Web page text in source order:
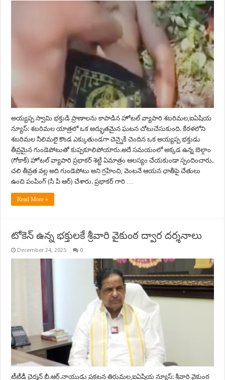
అయ్యప్ప స్వామి భక్తుడి ప్రాణాలను కాపాడిన హోటల్ వ్యాపారి శబరిమల,ఐఏషియ
న్యూస్: శబరిమల యాత్రలో ఒక అద్భుతమైన ఘటన చోటుచేసుకుంది. కేరళలోని
శబరిమల నీలిమలై కొండ ఎక్కుతుండగా చెన్నైకి చెందిన ఒక అయ్యప్ప భక్తుడు
తీవ్రమైన గుండెపోటుతో కుప్పకూలిపోయారు.అదే సమయంలో అక్కడ ఉన్న బెల్గాం
(గోకాక్) హోటల్ వ్యాపారి ప్రభాకర్ శెట్టి ఏమాత్రం ఆలస్యం చేయకుండా స్పందించారు.
చలి తీవ్రత వల్ల అది గుండెపోటు అని గ్రహించి, వెంటనే ఆయన ఛాతీపై చేతులు
ఉంచి పంపింగ్ (సి పి ఆర్) చేశారు. ప్రభాకర్ గారి …
Read More »
టోకెన్ ఉన్న భక్తులకే శ్రీవారి వైకుంఠ ద్వార దర్శనాలు
December 24, 2025 0
టీటీడీ చైర్మన్ బీ.ఆర్.నాయుడు ప్రకటన తిరుమల,ఐఏషియ న్యూస్: శ్రీవారి వైకుంఠ